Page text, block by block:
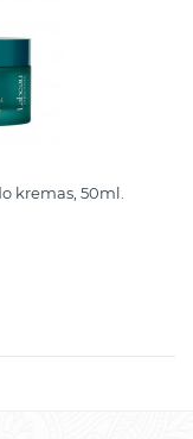
kremas, 50ml.